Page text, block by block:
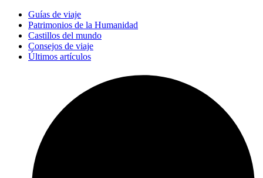
Guías de viaje
Patrimonios de la Humanidad
Castillos del mundo
Consejos de viaje
Últimos artículos